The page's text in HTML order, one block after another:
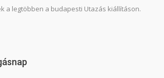
a legtöbben a budapesti Utazás kiállításon.